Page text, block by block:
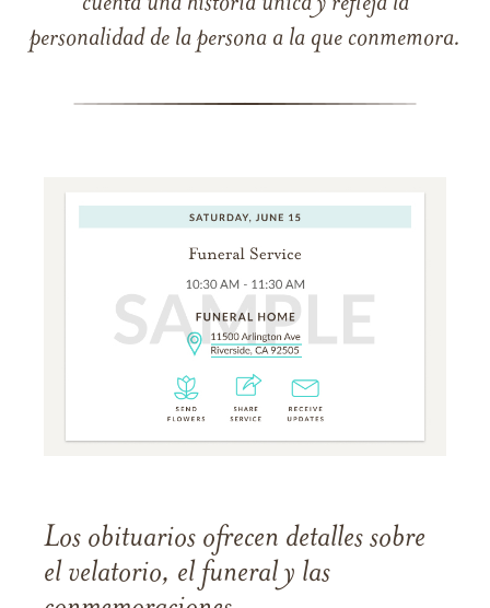
personalidad de la persona a la que conmemora.
Los obituarios ofrecen detalles sobre
el velatorio, el funeral y las